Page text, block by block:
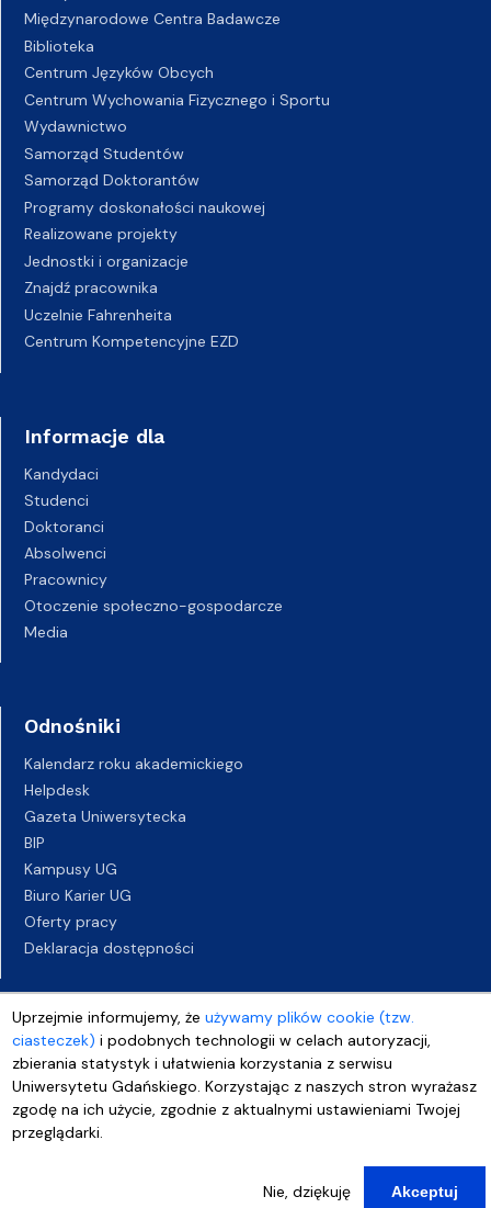
Uprzejmie informujemy, żeużywamy plików cookie (tzw.
ciasteczek) i podobnych technologii w celach autoryzacji,
zbierania statystyk i ułatwienia korzystania z serwisu
Uniwersytetu Gdańskiego. Korzystając z naszych stron wyrażasz
zgodę na ich użycie, zgodnie z aktualnymi ustawieniami Twojej
przeglądarki.
Nie, dziękuję Akceptuj
Międzynarodowe Centra Badawcze
Biblioteka
Centrum Języków Obcych
Centrum Wychowania Fizycznego i Sportu
Wydawnictwo
Samorząd Studentów
Samorząd Doktorantów
Programy doskonałości naukowej
Realizowane projekty
Jednostki i organizacje
Znajdź pracownika
Uczelnie Fahrenheita
Centrum Kompetencyjne EZD
Informacje dla
Kandydaci
Studenci
Doktoranci
Absolwenci
Pracownicy
Otoczenie społeczno-gospodarcze
Media
Odnośniki
Kalendarz roku akademickiego
Helpdesk
Gazeta Uniwersytecka
BIP
Kampusy UG
Biuro Karier UG
Oferty pracy
Deklaracja dostępności